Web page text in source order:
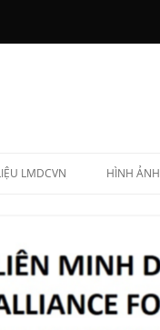
LMDCVN
LẬP VIÊN
HÌNH ẢNH